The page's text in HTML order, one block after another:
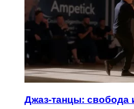
Джаз-танцы: свобода